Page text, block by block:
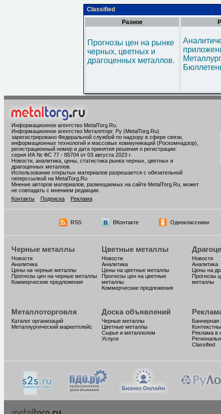
Classified
Разное
Прогнозы цен на рынке
черных, цветных и
драгоценных металлов.
Информационное агентство MetalTorg.Ru
Информационное агентство Металлторг. Ру (MetalTorg.Ru)
зарегистрировано Федеральной службой по надзору в сфере связи,
информационных технологий и массовых коммуникаций (Роскомнадзор),
регистрационный номер и дата принятия решения о регистрации:
серия ИА № ФС 77 - 85704 от 03 августа 2023 г.
Новости, аналитика, цены, статистика рынка черных, цветных и
драгоценных металлов.
Использование открытых материалов разрешается с обязательной
гиперссылкой на MetalTorg.Ru
Мнение авторов материалов, размещаемых на сайте MetalTorg.Ru, может
не совпадать с мнением редакции.
Контакты
Подписка Реклама
RSS ВКонтакте Одноклассники
Черные металлы
Новости
Аналитика
Цены на черные металлы
Прогнозы цен на черные металлы
Коммерческие предложения
Цветные металлы
Новости
Аналитика
Цены на цветные металлы
Прогнозы цен на цветные
металлы
Коммерческие предложения
Новости
Аналитика
Цены на
Прогнозы
металлы
Металлоторговля
Каталог организаций
Металлургический маркетплейс
Доска объявлений
Черные металлы
Цветные металлы
Сырье и металлолом
Услуги
Баннерная
Реклама в
Classified